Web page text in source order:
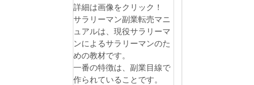
詳細は画像をクリック！
サラリーマン副業転売マニ
ュアルは、現役サラリーマ
ンによるサラリーマンのた
めの教材です。
一番の特徴は、副業目線で
作られていることです。